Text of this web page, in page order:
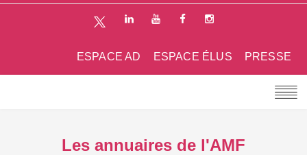
PRESSE
ESPACE ÉLUS
ESPACE AD
Les annuaires de l'AMF